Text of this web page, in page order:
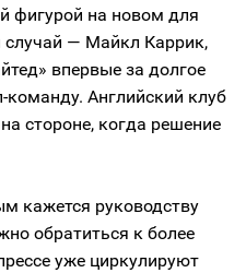
фигурой на новом для
— Майкл Каррик,
впервые за долгое
Английский клуб
стороне, когда решение
кажется руководству
обратиться к более
уже циркулируют